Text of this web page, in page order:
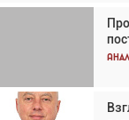
три